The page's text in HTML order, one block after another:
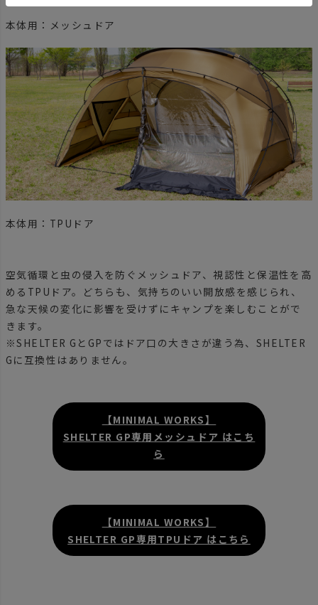
本体用：メッシュドア
本体用：TPUドア
空気循環と虫の侵入を防ぐメッシュドア、視認性と保温性を高
めるTPUドア。どちらも、気持ちのいい開放感を感じられ、
急な天候の変化に影響を受けずにキャンプを楽しむことがで
きます。
※SHELTER GとGPではドア口の大きさが違う為、SHELTER
Gに互換性はありません。
【MINIMAL WORKS】
SHELTER GP専用メッシュドア はこち
ら
【MINIMAL WORKS】
SHELTER GP専用TPUドア はこちら